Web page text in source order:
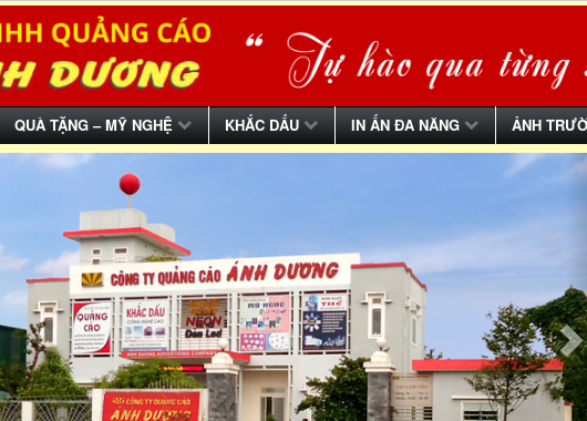
QUÀ TẶNG – MỸ NGHỆ KHẮC DẤU IN ẤN ĐA NĂNG ẢNH